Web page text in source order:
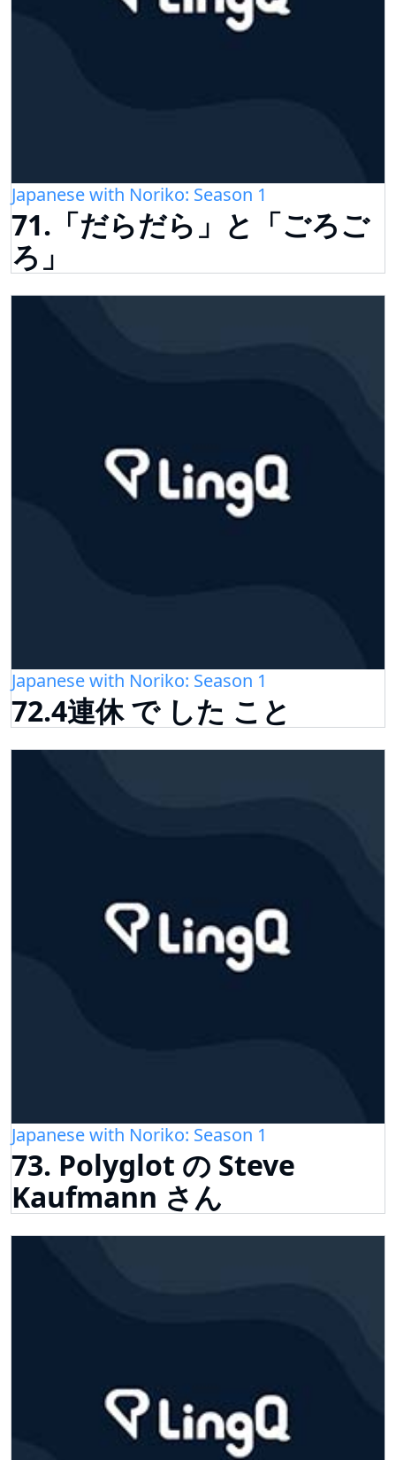
Japanese with Noriko: Season 1
71.「だらだら」と「ごろご
ろ」
Japanese with Noriko: Season 1
72.4連休 で した こと
Japanese with Noriko: Season 1
73. Polyglot の Steve
Kaufmann さん